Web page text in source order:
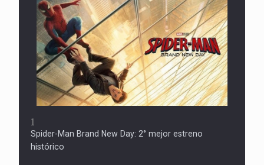
1
Spider-Man Brand New Day: 2° mejor estreno
histórico